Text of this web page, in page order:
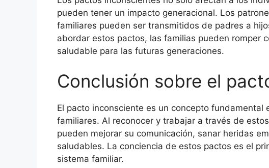
pueden tener un impacto generacional. Los
familiares pueden ser transmitidos de padres a
abordar estos pactos, las familias pueden romper
saludable para las futuras generaciones.
Conclusión sobre el
El pacto inconsciente es un concepto fundamental
familiares. Al reconocer y trabajar a través de
pueden mejorar su comunicación, sanar heridas
saludables. La conciencia de estos pactos es el
sistema familiar.